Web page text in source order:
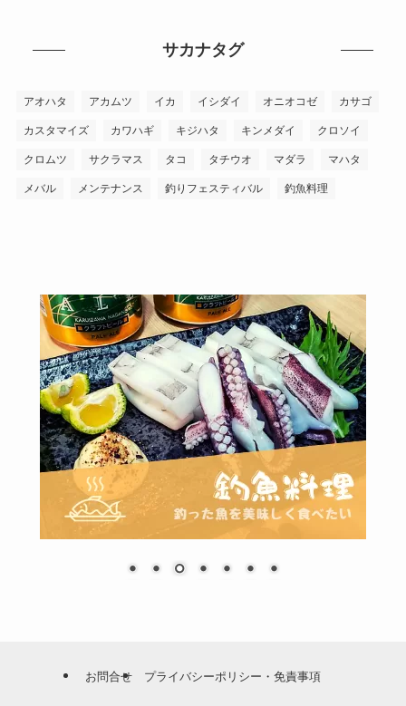
サカナタグ
アオハタ アカムツ イカ イシダイ オニオコゼ カサゴ
カスタマイズ カワハギ キジハタ キンメダイ クロソイ
クロムツ サクラマス タコ タチウオ マダラ マハタ
メバル メンテナンス 釣りフェスティバル 釣魚料理
お問合せ プライバシーポリシー・免責事項